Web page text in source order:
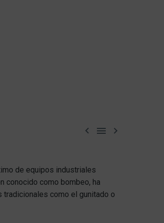
  
de equipos industriales
conocido como bombeo, ha
como el gunitado o